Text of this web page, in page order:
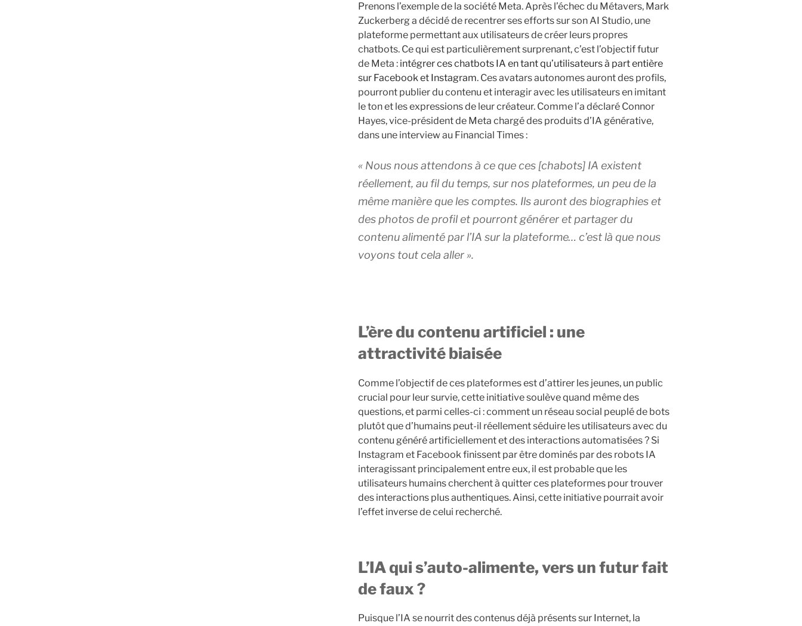
Prenons l’exemple de la société Meta. Après l’échec du Métavers, Mark
Zuckerberg a décidé de recentrer ses efforts sur son AI Studio, une
plateforme permettant aux utilisateurs de créer leurs propres
chatbots. Ce qui est particulièrement surprenant, c’est l’objectif futur
de Meta : intégrer ces chatbots IA en tant qu’utilisateurs à part entière
sur Facebook et Instagram. Ces avatars autonomes auront des profils,
pourront publier du contenu et interagir avec les utilisateurs en imitant
le ton et les expressions de leur créateur. Comme l’a déclaré Connor
Hayes, vice-président de Meta chargé des produits d’IA générative,
dans une interview au Financial Times :
« Nous nous attendons à ce que ces [chabots] IA existent
réellement, au fil du temps, sur nos plateformes, un peu de la
même manière que les comptes. Ils auront des biographies et
des photos de profil et pourront générer et partager du
contenu alimenté par l’IA sur la plateforme… c’est là que nous
voyons tout cela aller».
L’ère du contenu artificiel : une
attractivité biaisée
Comme l’objectif de ces plateformes est d’attirer les jeunes, un public
crucial pour leur survie, cette initiative soulève quand même des
questions, et parmi celles-ci : comment un réseau social peuplé de bots
plutôt que d’humains peut-il réellement séduire les utilisateurs avec du
contenu généré artificiellement et des interactions automatisées ? Si
Instagram et Facebook finissent par être dominés par des robots IA
interagissant principalement entre eux, il est probable que les
utilisateurs humains cherchent à quitter ces plateformes pour trouver
des interactions plus authentiques. Ainsi, cette initiative pourrait avoir
l’effet inverse de celui recherché.
L’IA qui s’auto-alimente, vers un futur fait
de faux ?
Puisque l’IA se nourrit des contenus déjà présents sur Internet, la